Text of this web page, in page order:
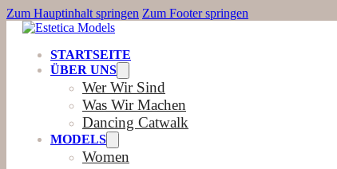
Zum Hauptinhalt springen Zum Footer springen
STARTSEITE
ÜBER UNS
Wer Wir Sind
Was Wir Machen
Dancing Catwalk
MODELS
Women